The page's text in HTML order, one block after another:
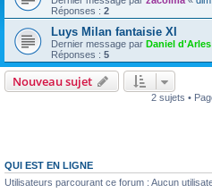
Réponses : 2
Luys Milan fantaisie XI
Dernier message par Daniel d'Arles
Réponses : 5
Nouveau sujet
2 sujets •
QUI EST EN LIGNE
Utilisateurs parcourant ce forum : Aucun